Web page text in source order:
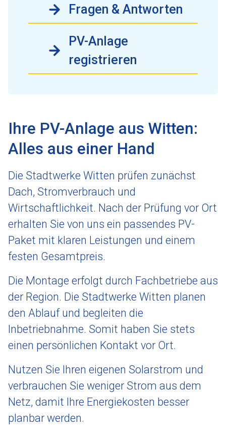
Fragen & Antworten
PV-Anlage
registrieren
Ihre PV-Anlage aus Witten:
Alles aus einer Hand
Die Stadtwerke Witten prüfen zunächst
Dach, Stromverbrauch und
Wirtschaftlichkeit. Nach der Prüfung vor Ort
erhalten Sie von uns ein passendes PV-
Paket mit klaren Leistungen und einem
festen Gesamtpreis.
Die Montage erfolgt durch Fachbetriebe aus
der Region. Die Stadtwerke Witten planen
den Ablauf und begleiten die
Inbetriebnahme. Somit haben Sie stets
einen persönlichen Kontakt vor Ort.
Nutzen Sie Ihren eigenen Solarstrom und
verbrauchen Sie weniger Strom aus dem
Netz, damit Ihre Energiekosten besser
planbar werden.